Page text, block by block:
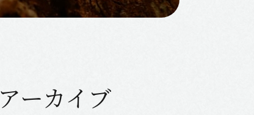
アーカイブ